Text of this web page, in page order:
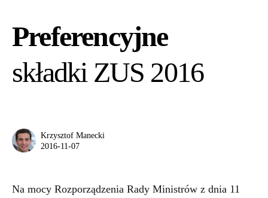
Preferencyjne
składki ZUS 2016
Krzysztof Manecki
2016-11-07
Na mocy Rozporządzenia Rady Ministrów z dnia 11